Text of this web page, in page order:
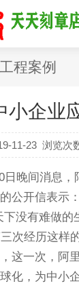
工程案例
小企业
11-23 浏览次
晚间消息，
公开信表示
没有难做的
次经历这样
这一次，阿
化，为中小